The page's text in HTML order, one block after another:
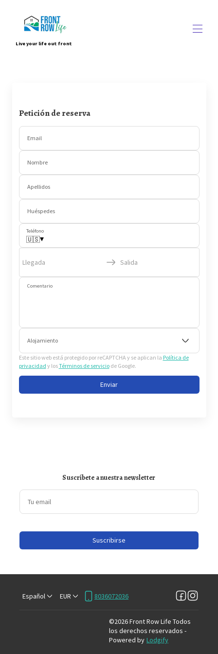
Live your life out front
Contáctenos
Petición de reserva
Email
Nombre
Apellidos
Huéspedes
Teléfono
🇺🇸▾
Llegada Salida
Comentario
Alojamiento
Este sitio web está protegido por reCAPTCHA y se aplican la Política de
privacidad y losTérminos de serviciode Google.
Enviar
Suscríbete a nuestra newsletter
Suscribirse
Español EUR 8036072036
©2026Front Row Life Todos
los derechos reservados -
Powered by Lodgify